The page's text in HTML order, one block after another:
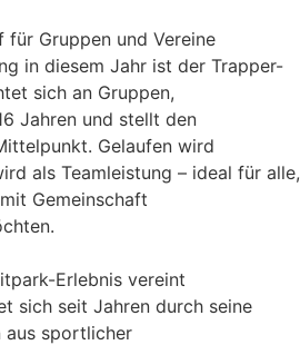
für Gruppen und Vereine
in diesem Jahr ist der Trapper-
sich an Gruppen,
Jahren und stellt den
Gelaufen wird
als Teamleistung – ideal für alle,
Gemeinschaft
Erlebnis vereint
sich seit Jahren durch seine
aus sportlicher